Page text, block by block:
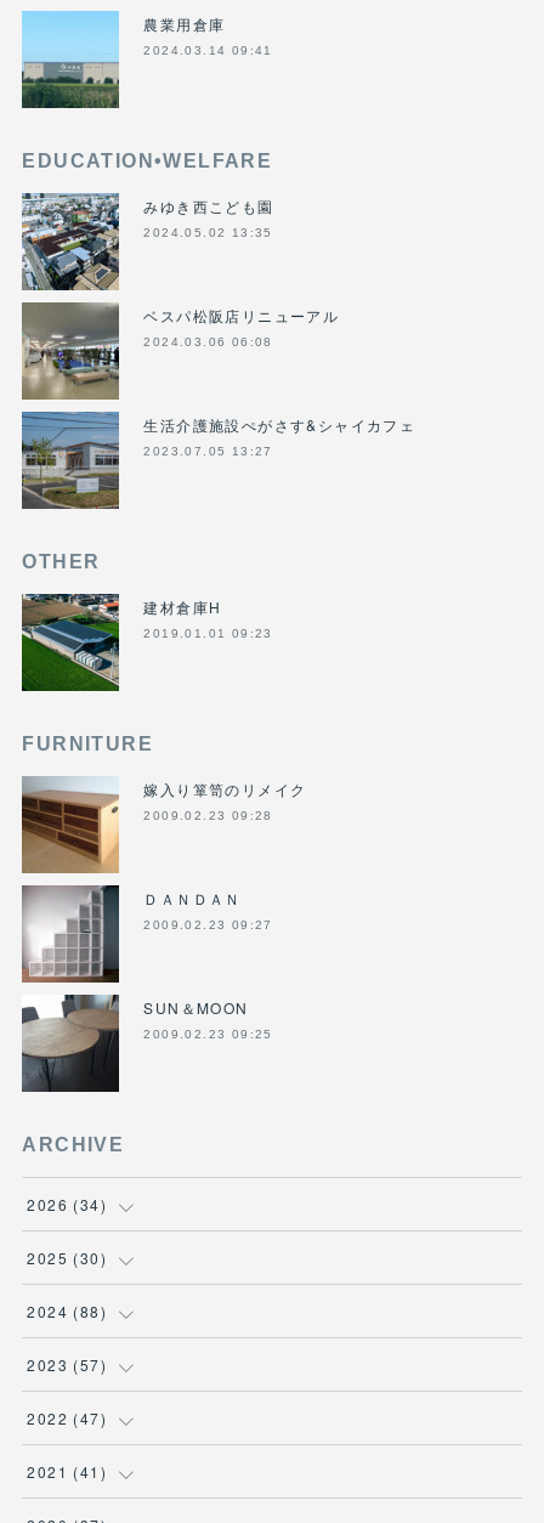
農業用倉庫
2024.03.14 09:41
EDUCATION•WELFARE
みゆき西こども園
2024.05.02 13:35
ベスパ松阪店リニューアル
2024.03.06 06:08
生活介護施設ぺがさす&シャイカフェ
2023.07.05 13:27
OTHER
建材倉庫H
2019.01.01 09:23
FURNITURE
嫁入り箪笥のリメイク
2009.02.23 09:28
ＤＡＮＤＡＮ
2009.02.23 09:27
SUN＆MOON
2009.02.23 09:25
ARCHIVE
2026 (34)
(1)
(4)
(3)
(5)
2025 (30)
(6)
(4)
(3)
( 2 )
2024 (88)
(7)
(8)
( 9 )
(3)
2023 (57)
(7)
( 6 )
2022 (47)
(7 )
2021 (41 )